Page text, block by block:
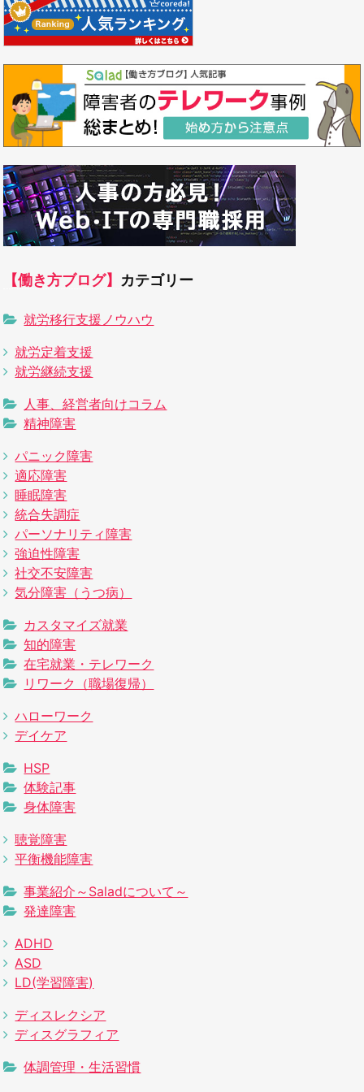
【働き方ブログ】 カテゴリー
就労移行支援ノウハウ
就労定着支援
就労継続支援
人事、経営者向けコラム
精神障害
パニック障害
適応障害
睡眠障害
統合失調症
パーソナリティ障害
強迫性障害
社交不安障害
気分障害（うつ病）
カスタマイズ就業
知的障害
在宅就業・テレワーク
リワーク（職場復帰）
ハローワーク
デイケア
HSP
体験記事
身体障害
聴覚障害
平衡機能障害
事業紹介～Saladについて～
発達障害
ADHD
ASD
LD(学習障害)
ディスレクシア
ディスグラフィア
体調管理・生活習慣